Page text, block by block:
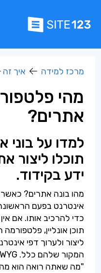
מרכז למידה איך זה
מהי
אתרים?
למדו על בוני
תוכלו ליצור
ידע בקידוד.
מהו בונה אתרים?
אינטרנט בפעם
כדי להרכיב אותו. אם
תוכן אונליין,
ליצור ולערוך דפי
"מה שאתה רואה הוא מה